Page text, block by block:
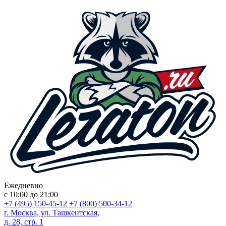
Ежедневно
с 10:00 до 21:00
+7 (495) 150-45-12 +7 (800) 500-34-12
г. Москва, ул. Ташкентская,
д. 28, стр. 1